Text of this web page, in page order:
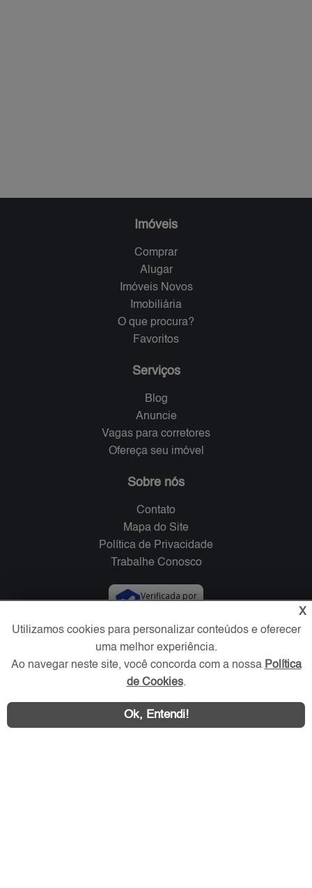
Imóveis
Comprar
Alugar
Imóveis Novos
Imobiliária
O que procura?
Favoritos
Serviços
Blog
Anuncie
Vagas para corretores
Ofereça seu imóvel
Sobre nós
Contato
Mapa do Site
Política de Privacidade
Trabalhe Conosco
Verificada por
Redes Sociais
X
Utilizamos cookies para personalizar conteúdos e oferecer
uma melhor experiência.
Ao navegar neste site, você concorda com a nossa Política
de Cookies.
Ok, Entendi!